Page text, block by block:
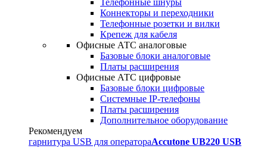
Телефонные шнуры
Коннекторы и переходники
Телефонные розетки и вилки
Крепеж для кабеля
Офисные АТС аналоговые
Базовые блоки аналоговые
Платы расширения
Офисные АТС цифровые
Базовые блоки цифровые
Системные IP-телефоны
Платы расширения
Дополнительное оборудование
Рекомендуем
гарнитура USB для оператораAccutone UB220 USB